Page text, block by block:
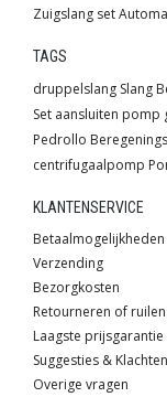
Zuigslang set
TAGS
druppelslang Slang
Set aansluiten pomp
Pedrollo
centrifugaalpomp
KLANTENSERVICE
Betaalmogelijkheden
Verzending
Bezorgkosten
Retourneren of ruilen
Laagste prijsgarantie
Suggesties & Klachten
Overige vragen